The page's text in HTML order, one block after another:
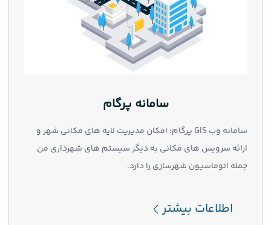
سامانه پرگام
سامانه وب GIS پرگام: امکان مدیریت لایه های مکانی شهر و
ارائه سرویس های مکانی به دیگر سیستم های شهرداری من
جمله اتوماسیون شهرسازی را دارد.
اطلاعات بیشتر